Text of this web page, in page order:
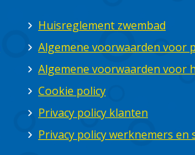
Huisreglement zwembad
Algemene voorwaarden voor
Algemene voorwaarden voor
Cookie policy
Privacy policy klanten
Privacy policy werknemers en